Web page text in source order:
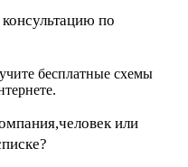
по
бесплатные схемы
или